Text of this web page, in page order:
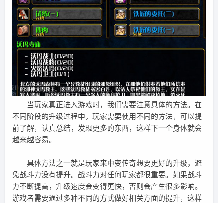
当玩家真正进入游戏时，我们需要注意具体的方法。在
不同阶段的升级过程中，玩家需要使用不同的方法，可以提
前了解，认真总结，发现更多的东西，这样下一个身体就会
越来越容易。
具体方法之一就是玩家来中变传奇想要更好的升级，避
免战斗力没有提升。战斗力对任何玩家都很重要。如果战斗
力不断提高，升级速度会变得更快，否则会产生很多影响。
游戏者需要通过多种不同的方式做好相关方面的提升，这样